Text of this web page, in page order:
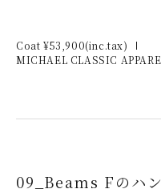
Coat ¥53,900(inc.tax)
MICHAEL CLASSIC
09_Beams Fのハ